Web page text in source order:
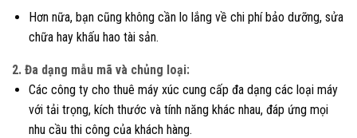
Hơn nữa, bạn cũng không cần lo lắng về chi phí bảo dưỡng, sửa
chữa hay khấu hao tài sản.
2. Đa dạng mẫu mã và chủng loại:
Các công ty cho thuê máy xúc cung cấp đa dạng các loại máy
với tải trọng, kích thước và tính năng khác nhau, đáp ứng mọi
nhu cầu thi công của khách hàng.